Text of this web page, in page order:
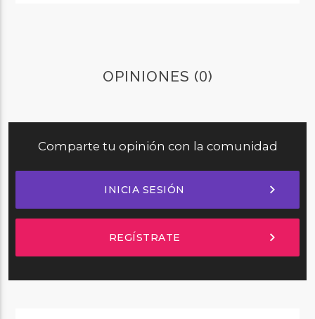
OPINIONES (0)
Comparte tu opinión con la comunidad
INICIA SESIÓN chevron_right
REGÍSTRATE chevron_right